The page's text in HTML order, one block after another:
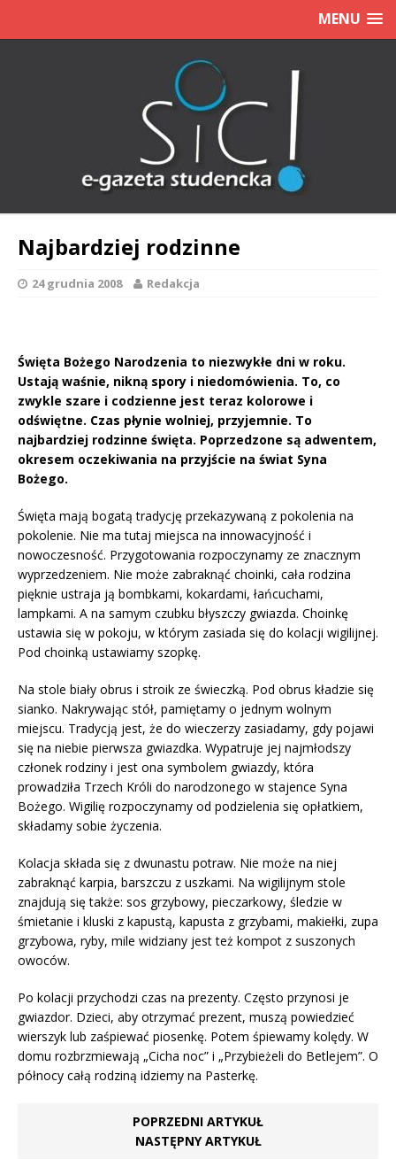
MENU
Najbardziej rodzinne
24 grudnia 2008 Redakcja
Święta Bożego Narodzenia to niezwykłe dni w roku.
Ustają waśnie, nikną spory i niedomówienia. To, co
zwykle szare i codzienne jest teraz kolorowe i
odświętne. Czas płynie wolniej, przyjemnie. To
najbardziej rodzinne święta. Poprzedzone są adwentem,
okresem oczekiwania na przyjście na świat Syna
Bożego.
Święta mają bogatą tradycję przekazywaną z pokolenia na
pokolenie. Nie ma tutaj miejsca na innowacyjność i
nowoczesność. Przygotowania rozpoczynamy ze znacznym
wyprzedzeniem. Nie może zabraknąć choinki, cała rodzina
pięknie ustraja ją bombkami, kokardami, łańcuchami,
lampkami. A na samym czubku błyszczy gwiazda. Choinkę
ustawia się w pokoju, w którym zasiada się do kolacji wigilijnej.
Pod choinką ustawiamy szopkę.
Na stole biały obrus i stroik ze świeczką. Pod obrus kładzie się
sianko. Nakrywając stół, pamiętamy o jednym wolnym
miejscu. Tradycją jest, że do wieczerzy zasiadamy, gdy pojawi
się na niebie pierwsza gwiazdka. Wypatruje jej najmłodszy
członek rodziny i jest ona symbolem gwiazdy, która
prowadziła Trzech Króli do narodzonego w stajence Syna
Bożego. Wigilię rozpoczynamy od podzielenia się opłatkiem,
składamy sobie życzenia.
Kolacja składa się z dwunastu potraw. Nie może na niej
zabraknąć karpia, barszczu z uszkami. Na wigilijnym stole
znajdują się także: sos grzybowy, pieczarkowy, śledzie w
śmietanie i kluski z kapustą, kapusta z grzybami, makiełki, zupa
grzybowa, ryby, mile widziany jest też kompot z suszonych
owoców.
Po kolacji przychodzi czas na prezenty. Często przynosi je
gwiazdor. Dzieci, aby otrzymać prezent, muszą powiedzieć
wierszyk lub zaśpiewać piosenkę. Potem śpiewamy kolędy. W
domu rozbrzmiewają „Cicha noc” i „Przybieżeli do Betlejem”. O
północy całą rodziną idziemy na Pasterkę.
POPRZEDNI ARTYKUŁ
NASTĘPNY ARTYKUŁ